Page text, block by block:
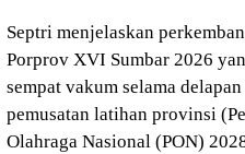
Septri menjelaskan
Porprov XVI Sumbar 2026
sempat vakum selama
pemusatan latihan provinsi
Olahraga Nasional (PON)